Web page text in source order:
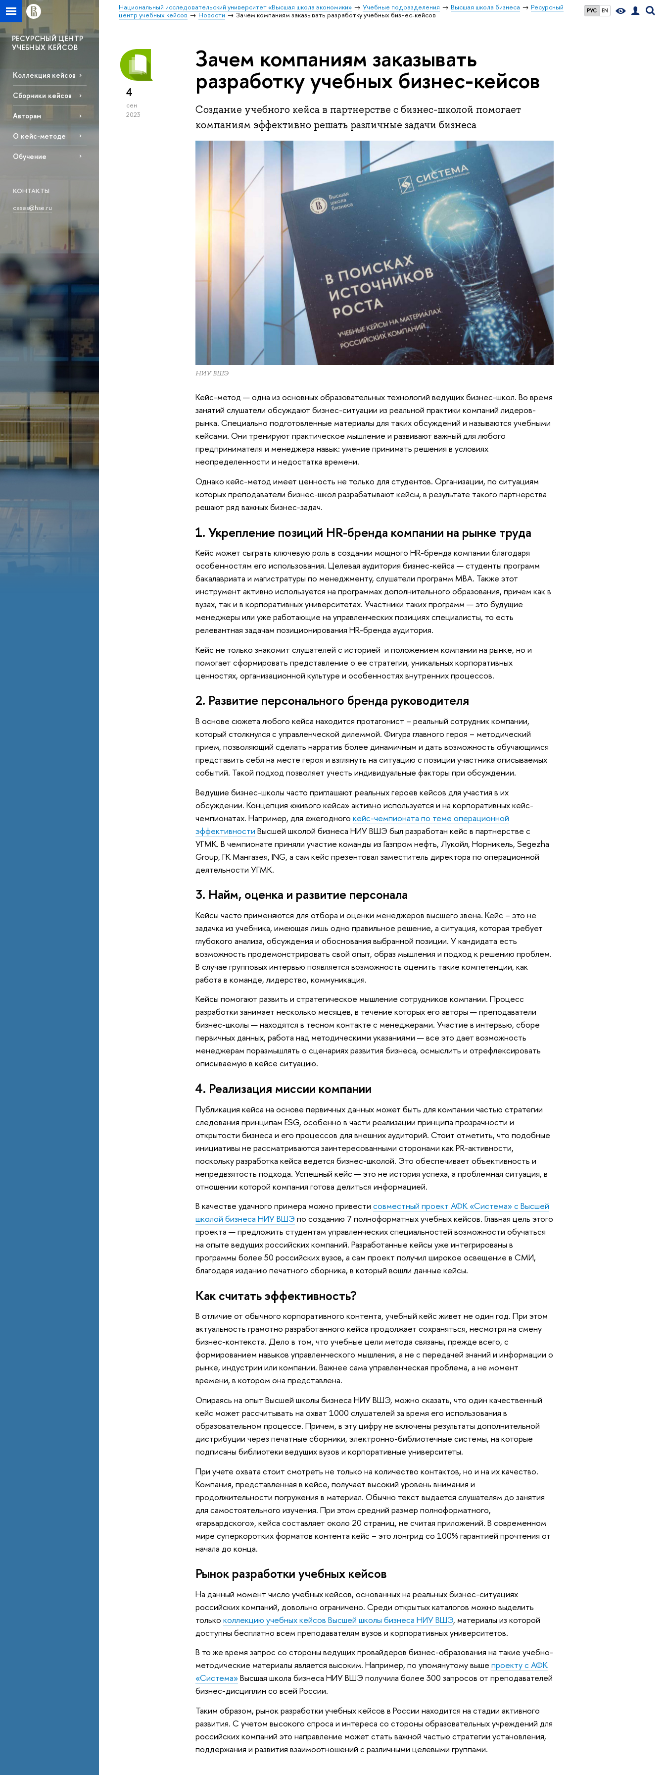
РУС EN
Национальный исследовательский университет «Высшая школа экономики» Учебные подразделения Высшая школа бизнеса
Ресурсный
центр учебных кейсов
Новости Зачем компаниям заказывать разработку учебных бизнес-кейсов
РЕСУРСНЫЙ ЦЕНТР
УЧЕБНЫХ КЕЙСОВ
Коллекция кейсов
Сборники кейсов
Авторам
О кейс-методе
Обучение
КОНТАКТЫ
cases@hse.ru
4
сен
2023
Зачем компаниям заказывать
разработку учебных бизнес-кейсов
Создание учебного кейса в партнерстве с бизнес-школой помогает
компаниям эффективно решать различные задачи бизнеса
НИУ ВШЭ
Кейс-метод — одна из основных образовательных технологий ведущих бизнес-школ. Во время
занятий слушатели обсуждают бизнес-ситуации из реальной практики компаний лидеров-
рынка. Специально подготовленные материалы для таких обсуждений и называются учебными
кейсами. Они тренируют практическое мышление и развивают важный для любого
предпринимателя и менеджера навык: умение принимать решения в условиях
неопределенности и недостатка времени.
Однако кейс-метод имеет ценность не только для студентов. Организации, по ситуациям
которых преподаватели бизнес-школ разрабатывают кейсы, в результате такого партнерства
решают ряд важных бизнес-задач.
1. Укрепление позиций HR-бренда компании на рынке труда
Кейс может сыграть ключевую роль в создании мощного HR-бренда компании благодаря
особенностям его использования. Целевая аудитория бизнес-кейса — студенты программ
бакалавриата и магистратуры по менеджменту, слушатели программ MBA. Также этот
инструмент активно используется на программах дополнительного образования, причем как в
вузах, так и в корпоративных университетах. Участники таких программ — это будущие
менеджеры или уже работающие на управленческих позициях специалисты, то есть
релевантная задачам позиционирования HR-бренда аудитория.
Кейс не только знакомит слушателей с историей и положением компании на рынке, но и
помогает сформировать представление о ее стратегии, уникальных корпоративных
ценностях, организационной культуре и особенностях внутренних процессов.
2. Развитие персонального бренда руководителя
В основе сюжета любого кейса находится протагонист – реальный сотрудник компании,
который столкнулся с управленческой дилеммой. Фигура главного героя – методический
прием, позволяющий сделать нарратив более динамичным и дать возможность обучающимся
представить себя на месте героя и взглянуть на ситуацию с позиции участника описываемых
событий. Такой подход позволяет учесть индивидуальные факторы при обсуждении.
Ведущие бизнес-школы часто приглашают реальных героев кейсов для участия в их
обсуждении. Концепция «живого кейса» активно используется и на корпоративных кейс-
чемпионатах. Например, для ежегодногокейс-чемпионата по теме операционной
эффективности Высшей школой бизнеса НИУ ВШЭ был разработан кейс в партнерстве с
УГМК. В чемпионате приняли участие команды из Газпром нефть, Лукойл, Норникель, Segezha
Group, ГК Мангазея, ING, а сам кейс презентовал заместитель директора по операционной
деятельности УГМК.
3. Найм, оценка и развитие персонала
Кейсы часто применяются для отбора и оценки менеджеров высшего звена. Кейс – это не
задачка из учебника, имеющая лишь одно правильное решение, а ситуация, которая требует
глубокого анализа, обсуждения и обоснования выбранной позиции. У кандидата есть
возможность продемонстрировать свой опыт, образ мышления и подход к решению проблем.
В случае групповых интервью появляется возможность оценить такие компетенции, как
работа в команде, лидерство, коммуникация.
Кейсы помогают развить и стратегическое мышление сотрудников компании. Процесс
разработки занимает несколько месяцев, в течение которых его авторы — преподаватели
бизнес-школы — находятся в тесном контакте с менеджерами. Участие в интервью, сборе
первичных данных, работа над методическими указаниями — все это дает возможность
менеджерам поразмышлять о сценариях развития бизнеса, осмыслить и отрефлексировать
описываемую в кейсе ситуацию.
4. Реализация миссии компании
Публикация кейса на основе первичных данных может быть для компании частью стратегии
следования принципам ESG, особенно в части реализации принципа прозрачности и
открытости бизнеса и его процессов для внешних аудиторий. Стоит отметить, что подобные
инициативы не рассматриваются заинтересованными сторонами как PR-активности,
поскольку разработка кейса ведется бизнес-школой. Это обеспечивает объективность и
непредвзятость подхода. Успешный кейс — это не история успеха, а проблемная ситуация, в
отношении которой компания готова делиться информацией.
В качестве удачного примера можно привестисовместный проект АФК «Система» с Высшей
школой бизнеса НИУ ВШЭ по созданию 7 полноформатных учебных кейсов. Главная цель этого
проекта — предложить студентам управленческих специальностей возможности обучаться
на опыте ведущих российских компаний. Разработанные кейсы уже интегрированы в
программы более 50 российских вузов, а сам проект получил широкое освещение в СМИ,
благодаря изданию печатного сборника, в который вошли данные кейсы.
Как считать эффективность?
В отличие от обычного корпоративного контента, учебный кейс живет не один год. При этом
актуальность грамотно разработанного кейса продолжает сохраняться, несмотря на смену
бизнес-контекста. Дело в том, что учебные цели метода связаны, прежде всего, с
формированием навыков управленческого мышления, а не с передачей знаний и информации о
рынке, индустрии или компании. Важнее сама управленческая проблема, а не момент
времени, в котором она представлена.
Опираясь на опыт Высшей школы бизнеса НИУ ВШЭ, можно сказать, что один качественный
кейс может рассчитывать на охват 1000 слушателей за время его использования в
образовательном процессе. Причем, в эту цифру не включены результаты дополнительной
дистрибуции через печатные сборники, электронно-библиотечные системы, на которые
подписаны библиотеки ведущих вузов и корпоративные университеты.
При учете охвата стоит смотреть не только на количество контактов, но и на их качество.
Компания, представленная в кейсе, получает высокий уровень внимания и
продолжительности погружения в материал. Обычно текст выдается слушателям до занятия
для самостоятельного изучения. При этом средний размер полноформатного,
«гарвардского», кейса составляет около 20 страниц, не считая приложений. В современном
мире суперкоротких форматов контента кейс – это лонгрид со 100% гарантией прочтения от
начала до конца.
Рынок разработки учебных кейсов
На данный момент число учебных кейсов, основанных на реальных бизнес-ситуациях
российских компаний, довольно ограничено. Среди открытых каталогов можно выделить
толькоколлекцию учебных кейсов Высшей школы бизнеса НИУ ВШЭ, материалы из которой
доступны бесплатно всем преподавателям вузов и корпоративных университетов.
В то же время запрос со стороны ведущих провайдеров бизнес-образования на такие учебно-
методические материалы является высоким. Например, по упомянутому вышепроекту с АФК
«Система»Высшая школа бизнеса НИУ ВШЭ получила более 300 запросов от преподавателей
бизнес-дисциплин со всей России.
Таким образом, рынок разработки учебных кейсов в России находится на стадии активного
развития. С учетом высокого спроса и интереса со стороны образовательных учреждений для
российских компаний это направление может стать важной частью стратегии установления,
поддержания и развития взаимоотношений с различными целевыми группами.